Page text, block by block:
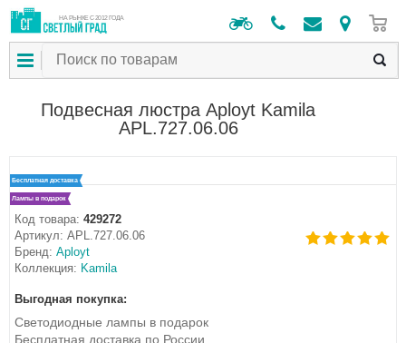
НА РЫНКЕ С 2012 ГОДА
Подвесная люстра Aployt Kamila
APL.727.06.06
Бесплатная доставка
Лампы в подарок
Код товара: 429272
Артикул: APL.727.06.06
Бренд: Aployt
Коллекция: Kamila
Выгодная покупка:
Светодиодные лампы в подарок
Бесплатная доставка по России